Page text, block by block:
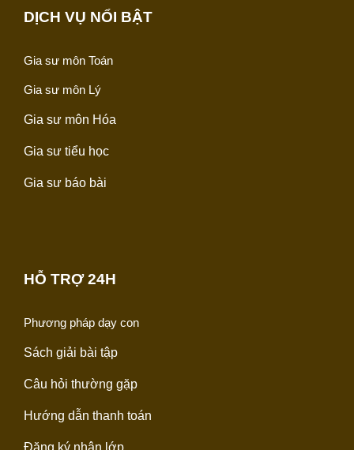
DỊCH VỤ NỔI BẬT
Gia sư môn Toán
Gia sư môn Lý
Gia sư môn Hóa
Gia sư tiểu học
Gia sư báo bài
HỖ TRỢ 24H
Phương pháp dạy con
Sách giải bài tập
Câu hỏi thường gặp
Hướng dẫn thanh toán
Đăng ký nhận lớp